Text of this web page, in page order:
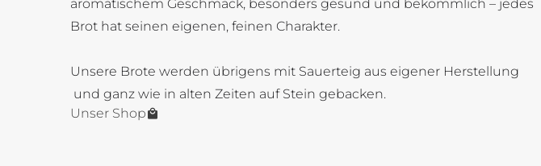
aromatischem Geschmack, besonders gesund und bekömmlich – jedes
Brot hat seinen eigenen, feinen Charakter.
Unsere Brote werden übrigens mit Sauerteig aus eigener Herstellung
und ganz wie in alten Zeiten auf Stein gebacken.
Unser Shop